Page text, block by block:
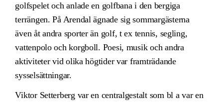
golfspelet och anlade en golfbana i den bergiga
terrängen. På Arendal ägnade sig sommargästerna
även åt andra sporter än golf, t ex tennis, segling,
vattenpolo och korgboll. Poesi, musik och andra
aktiviteter vid olika högtider var framträdande
sysselsättningar.
Viktor Setterberg var en centralgestalt som bl a var en